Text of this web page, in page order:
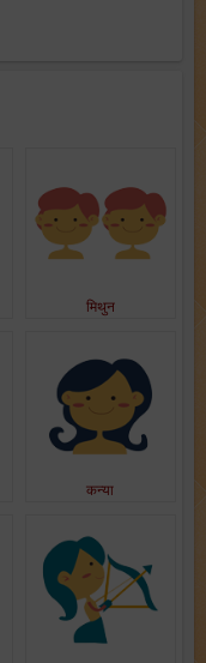
मिथुन
कन्या